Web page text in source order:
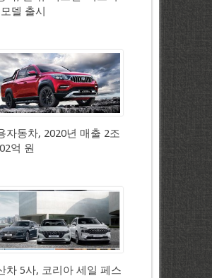
모델 출시
자동차, 2020년 매출 2조
억 원
차 5사, 코리아 세일 페스